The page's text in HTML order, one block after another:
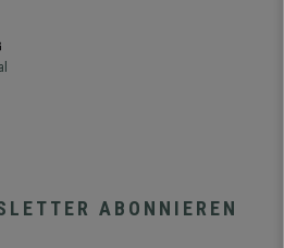
ABONNIEREN